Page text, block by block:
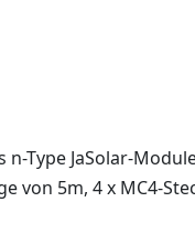
Type JaSolar-
von 5m, 4 x MC4-